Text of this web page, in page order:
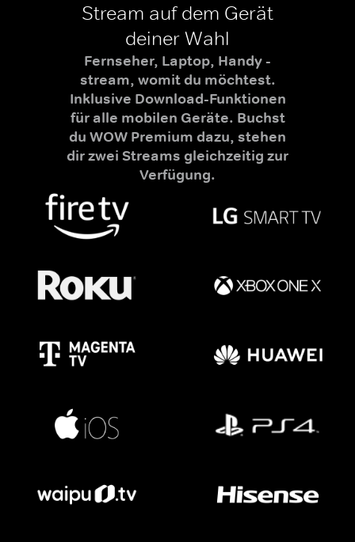
Stream auf dem Gerät
deiner Wahl
Fernseher, Laptop, Handy -
stream, womit du möchtest.
Inklusive Download-Funktionen
für alle mobilen Geräte. Buchst
du WOW Premium dazu, stehen
dir zwei Streams gleichzeitig zur
Verfügung.